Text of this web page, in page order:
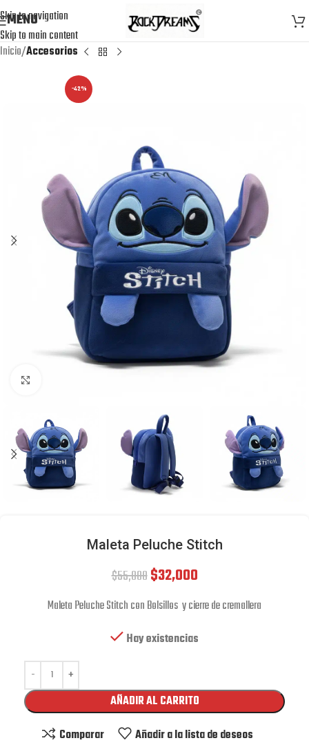
Skip to navigation
Skip to main content
MENU
Inicio Accesorios
-42%
Maleta Peluche Stitch
$55,000$32,000
Maleta Peluche Stitch con Bolsillos y cierre de cremallera
Hay existencias
AÑADIR AL CARRITO
Comparar
Añadir a la lista de deseos